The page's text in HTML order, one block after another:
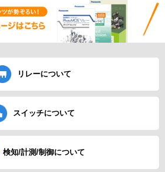
リレーについて
スイッチについて
検知/計測/制御について